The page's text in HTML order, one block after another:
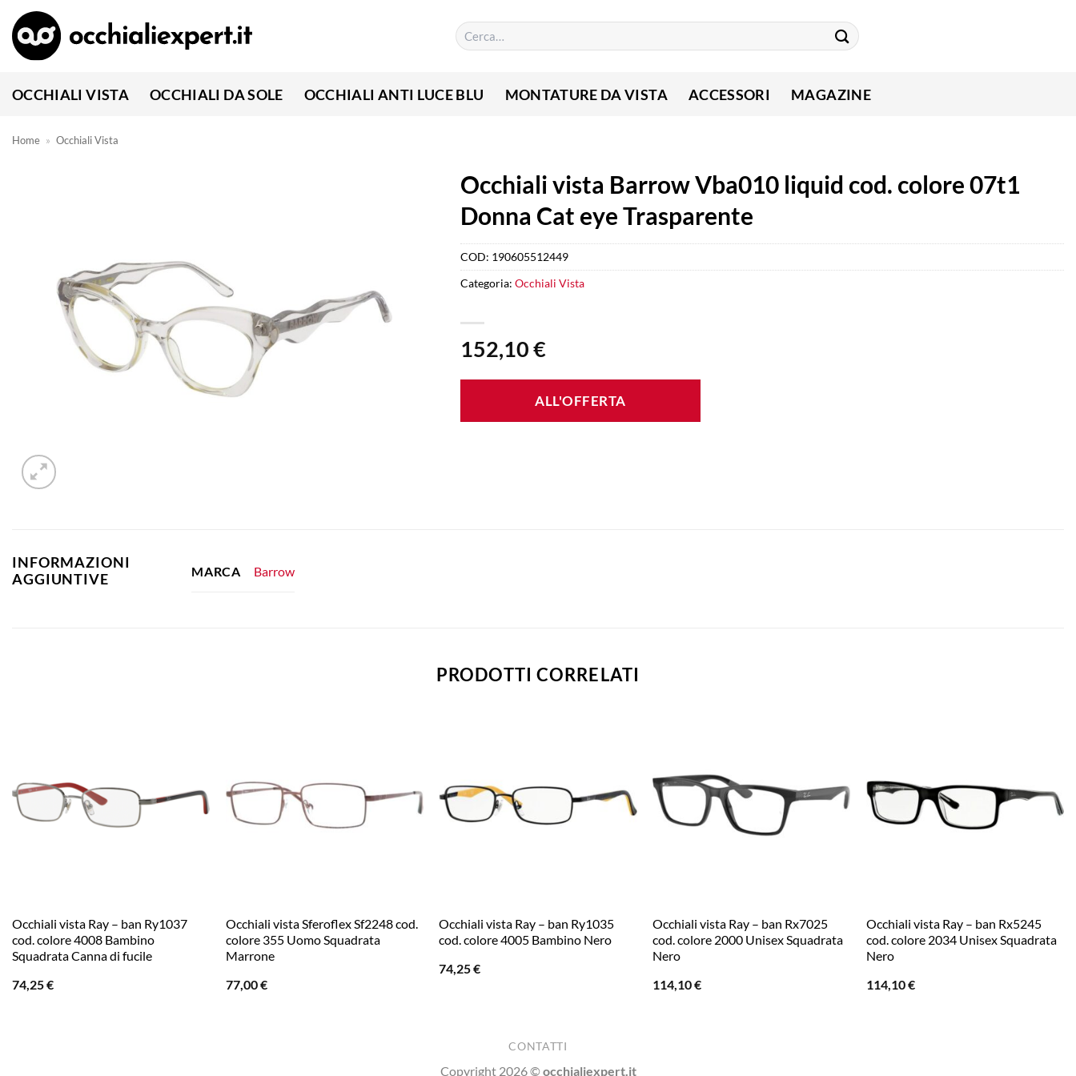
Salta
contenuti
Cerca:
OCCHIALI VISTA OCCHIALI DA SOLE OCCHIALI ANTI LUCE BLU MONTATURE DA VISTA ACCESSORI MAGAZINE
Home » Occhiali Vista
Occhiali vista Barrow Vba010 liquid cod. colore 07t1
Donna Cat eye Trasparente
152,10€
ALL'OFFERTA
COD: 190605512449
Categoria: Occhiali Vista
INFORMAZIONI
AGGIUNTIVE
MARCA Barrow
PRODOTTI CORRELATI
Occhiali vista Ray – ban Ry1037
cod. colore 4008 Bambino
Squadrata Canna di fucile
74,25€
Occhiali vista Sferoflex Sf2248 cod.
colore 355 Uomo Squadrata
Marrone
77,00€
Occhiali vista Ray – ban Ry1035
cod. colore 4005 Bambino Nero
74,25€
Occhiali vista Ray – ban Rx7025
cod. colore 2000 Unisex Squadrata
Nero
114,10€
Occhiali vista Ray – ban Rx5245
cod. colore 2034 Unisex Squadrata
Nero
114,10€
CONTATTI
Copyright 2026 ©occhialiexpert.it